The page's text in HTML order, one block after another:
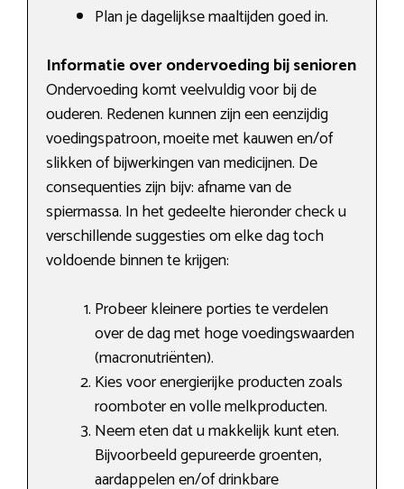
Plan je dagelijkse maaltijden goed in.
Informatie over ondervoeding bij senioren
Ondervoeding komt veelvuldig voor bij de
ouderen. Redenen kunnen zijn een eenzijdig
voedingspatroon, moeite met kauwen en/of
slikken of bijwerkingen van medicijnen. De
consequenties zijn bijv: afname van de
spiermassa. In het gedeelte hieronder check u
verschillende suggesties om elke dag toch
voldoende binnen te krijgen:
Probeer kleinere porties te verdelen
over de dag met hoge voedingswaarden
(macronutriënten).
Kies voor energierijke producten zoals
roomboter en volle melkproducten.
Neem eten dat u makkelijk kunt eten.
Bijvoorbeeld gepureerde groenten,
aardappelen en/of drinkbare